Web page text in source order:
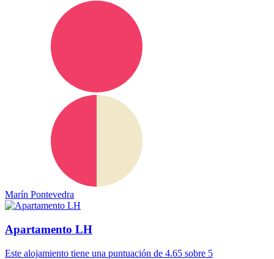
Marín Pontevedra
Apartamento LH
Este alojamiento tiene una puntuación de 4.65 sobre 5